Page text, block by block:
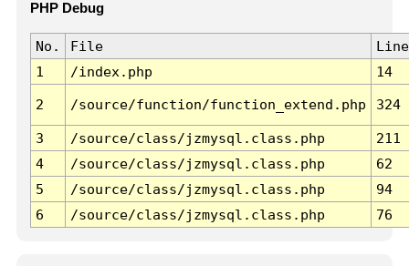
PHP Debug
No. File
Line
1
/index.php 14
2 /source/function/function_extend.php 324
3 /source/class/jzmysql.class.php
211
4
/source/class/jzmysql.class.php
62
5
/source/class/jzmysql.class.php
94
6
/source/class/jzmysql.class.php 76